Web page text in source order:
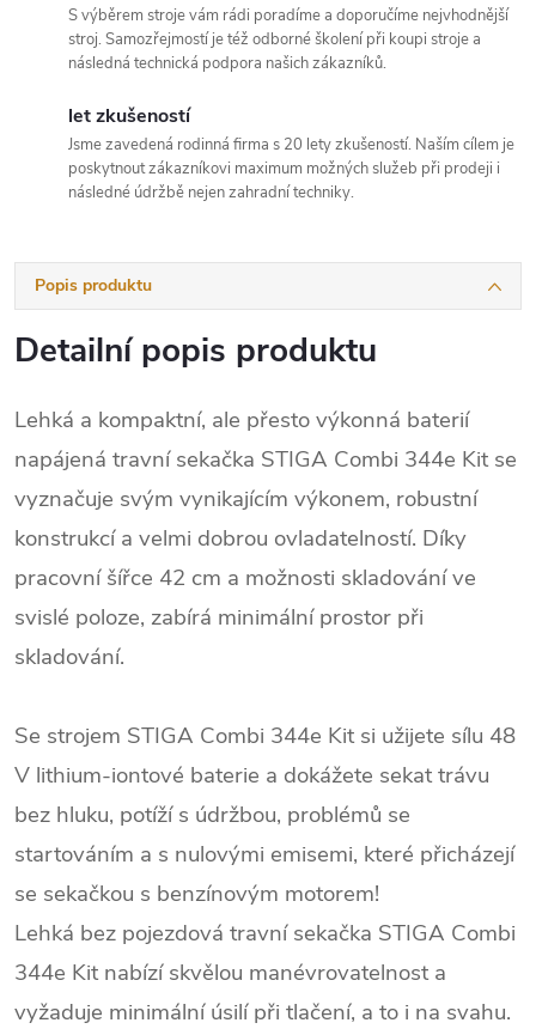
S výběrem stroje vám rádi poradíme a doporučíme nejvhodnější
stroj. Samozřejmostí je též odborné školení při koupi stroje a
následná technická podpora našich zákazníků.
let zkušeností
Jsme zavedená rodinná firma s 20 lety zkušeností. Naším cílem je
poskytnout zákazníkovi maximum možných služeb při prodeji i
následné údržbě nejen zahradní techniky.
Popis produktu
Detailní popis produktu
Lehká a kompaktní, ale přesto výkonná baterií
napájená travní sekačka STIGA Combi 344e Kit se
vyznačuje svým vynikajícím výkonem, robustní
konstrukcí a velmi dobrou ovladatelností. Díky
pracovní šířce 42 cm a možnosti skladování ve
svislé poloze, zabírá minimální prostor při
skladování.
Se strojem STIGA Combi 344e Kit si užijete sílu 48
V lithium-iontové baterie a dokážete sekat trávu
bez hluku, potíží s údržbou, problémů se
startováním a s nulovými emisemi, které přicházejí
se sekačkou s benzínovým motorem!
Lehká bez pojezdová travní sekačka STIGA Combi
344e Kit nabízí skvělou manévrovatelnost a
vyžaduje minimální úsilí při tlačení, a to i na svahu.